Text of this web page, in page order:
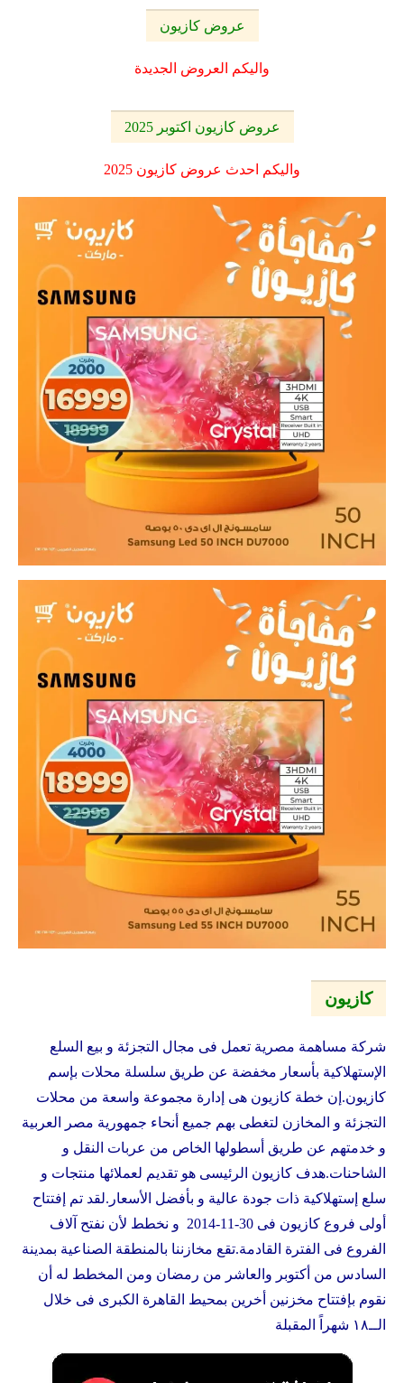
عروض كازيون
واليكم العروض الجديدة
عروض كازيون اكتوبر 2025
واليكم احدث عروض كازيون 2025
كازيون
شركة مساهمة مصرية تعمل فى مجال التجزئة و بيع السلع
الإستهلاكية بأسعار مخفضة عن طريق سلسلة محلات بإسم
كازيون.إن خطة كازيون هى إدارة مجموعة واسعة من محلات
التجزئة و المخازن لتغطى بهم جميع أنحاء جمهورية مصر العربية
و خدمتهم عن طريق أسطولها الخاص من عربات النقل و
الشاحنات.هدف كازيون الرئيسى هو تقديم لعملائها منتجات و
سلع إستهلاكية ذات جودة عالية و بأفضل الأسعار.لقد تم إفتتاح
أولى فروع كازيون
فى 30-11-2014 و نخطط لأن نفتح آلاف
الفروع فى الفترة القادمة.تقع مخازننا بالمنطقة الصناعية بمدينة
السادس من أكتوبر والعاشر من رمضان ومن المخطط له أن
نقوم بإفتتاح مخزنين أخرين بمحيط القاهرة الكبرى فى خلال
الــ١٨ شهراً المقبلة